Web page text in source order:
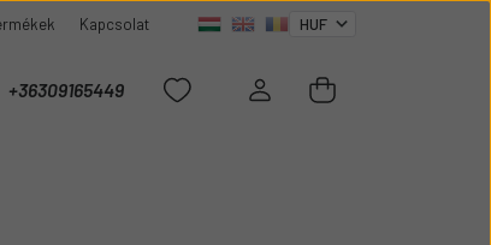
Kapcsolat
+36309165449